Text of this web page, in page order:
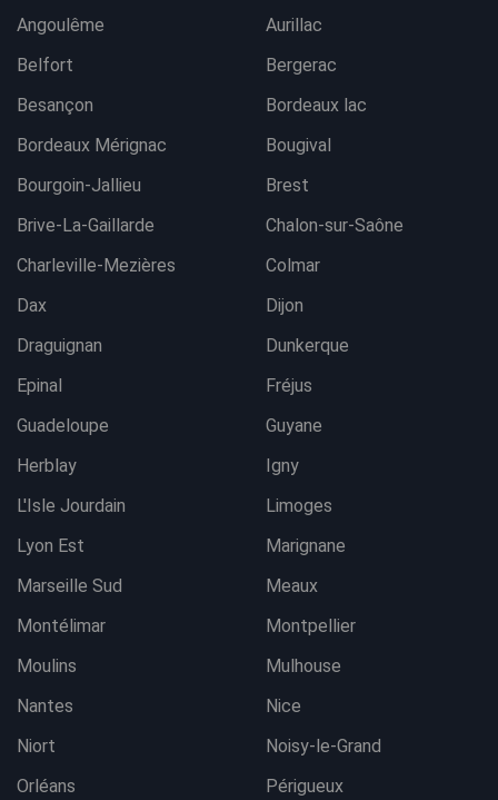
Angoulême
Aurillac
Belfort
Bergerac
Besançon
Bordeaux lac
Bordeaux Mérignac
Bougival
Bourgoin-Jallieu
Brest
Brive-La-Gaillarde
Chalon-sur-Saône
Charleville-Mezières
Colmar
Dax
Dijon
Draguignan
Dunkerque
Epinal
Fréjus
Guadeloupe
Guyane
Herblay
Igny
L'Isle Jourdain
Limoges
Lyon Est
Marignane
Marseille Sud
Meaux
Montélimar
Montpellier
Moulins
Mulhouse
Nantes
Nice
Niort
Noisy-le-Grand
Orléans
Périgueux